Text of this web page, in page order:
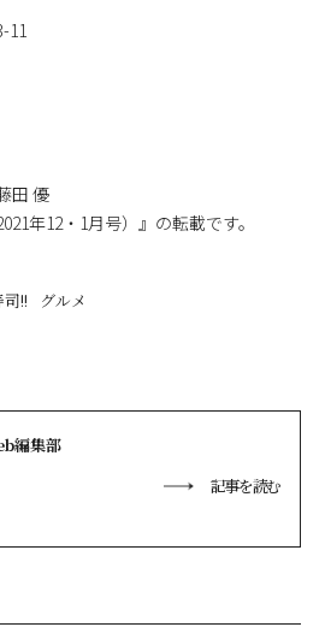
11
田 優
年12・1月号）』の転載です。
!!
グルメ
編集部
記事を読む